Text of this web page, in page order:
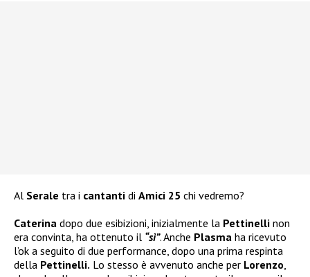
Al Serale tra i cantanti di Amici 25 chi vedremo?
Caterina dopo due esibizioni, inizialmente la Pettinelli non
era convinta, ha ottenuto il “sì”. Anche Plasma ha ricevuto
l’ok a seguito di due performance, dopo una prima respinta
della Pettinelli. Lo stesso è avvenuto anche per Lorenzo